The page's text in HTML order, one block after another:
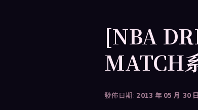
[NBA
MATCH
發佈日期: 2013 年 05 月 30 日